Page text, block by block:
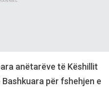
anëtarëve të Këshillit
për fshehjen e